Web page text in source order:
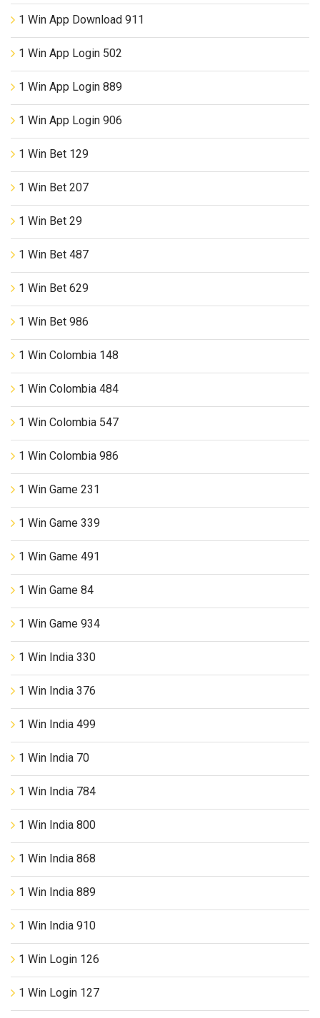
1 Win App Download 911
1 Win App Login 502
1 Win App Login 889
1 Win App Login 906
1 Win Bet 129
1 Win Bet 207
1 Win Bet 29
1 Win Bet 487
1 Win Bet 629
1 Win Bet 986
1 Win Colombia 148
1 Win Colombia 484
1 Win Colombia 547
1 Win Colombia 986
1 Win Game 231
1 Win Game 339
1 Win Game 491
1 Win Game 84
1 Win Game 934
1 Win India 330
1 Win India 376
1 Win India 499
1 Win India 70
1 Win India 784
1 Win India 800
1 Win India 868
1 Win India 889
1 Win India 910
1 Win Login 126
1 Win Login 127